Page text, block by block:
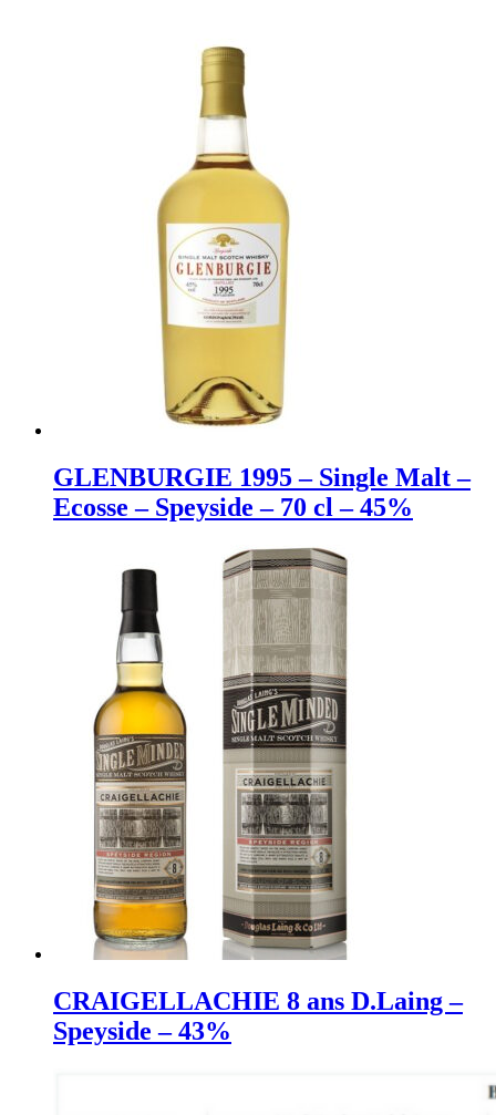
GLENBURGIE 1995 – Single Malt –
Ecosse – Speyside – 70 cl – 45%
CRAIGELLACHIE 8 ans D.Laing –
Speyside – 43%